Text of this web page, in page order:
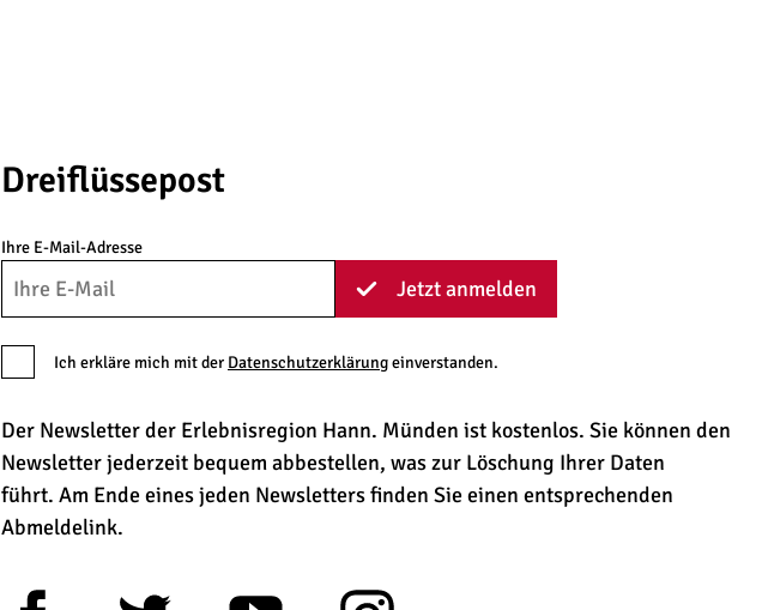
Dreiflüssepost
Ihre E-Mail-Adresse
Jetzt anmelden
Ich erkläre mich mit der Datenschutzerklärungeinverstanden.
Der Newsletter der Erlebnisregion Hann. Münden ist kostenlos. Sie können den
Newsletter jederzeit bequem abbestellen, was zur Löschung Ihrer Daten
führt. Am Ende eines jeden Newsletters finden Sie einen entsprechenden
Abmeldelink.